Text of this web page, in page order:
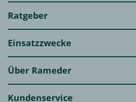
Ratgeber
Einsatzzwecke
Über Rameder
Kundenservice